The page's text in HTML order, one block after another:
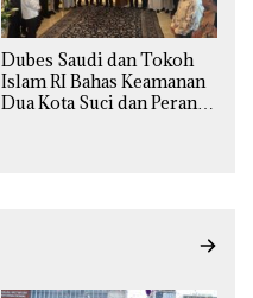
Dubes Saudi dan Tokoh
Islam RI Bahas Keamanan
Dua Kota Suci dan Peran